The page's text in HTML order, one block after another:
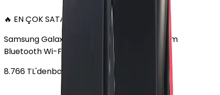
🔥 EN ÇOK SATAN
Samsung Galaxy Watch 7 Alüminyum 44 mm
Bluetooth Wi-Fi Yeşil
8.766 TL'denbaşlayan fiyatlar